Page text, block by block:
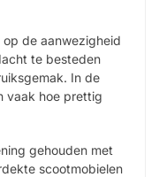
de aanwezigheid
te besteden
In de
vaak hoe prettig
gehouden met
scootmobielen